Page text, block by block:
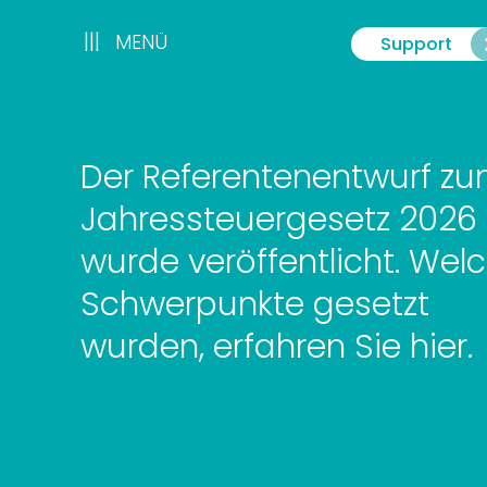
Support
||| MENÜ
|||
Der Referentenentwurf
Jahressteuergesetz 2026
wurde veröffentlicht.
Schwerpunkte gesetzt
wurden, erfahren Sie hier.